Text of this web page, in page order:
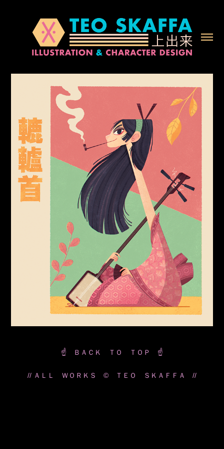
☝️ ＢＡＣＫ ＴＯ ＴＯＰ ☝️
// ＡＬＬ ＷＯＲＫＳ © ＴＥＯ ＳＫＡＦＦＡ //